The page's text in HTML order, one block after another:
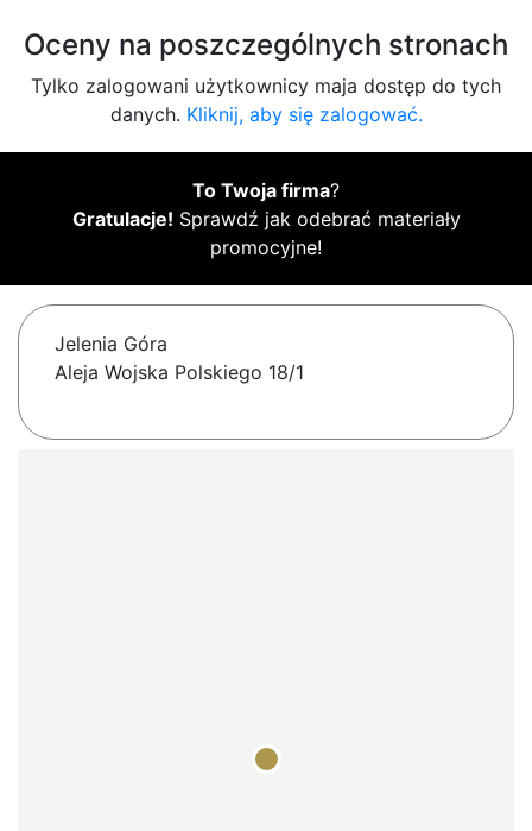
Oceny na poszczególnych stronach
Tylko zalogowani użytkownicy maja dostęp do tych
danych. Kliknij, aby się zalogować.
To Twoja firma?
Gratulacje! Sprawdź jak odebrać materiały
promocyjne!
Jelenia Góra
Aleja Wojska Polskiego 18/1